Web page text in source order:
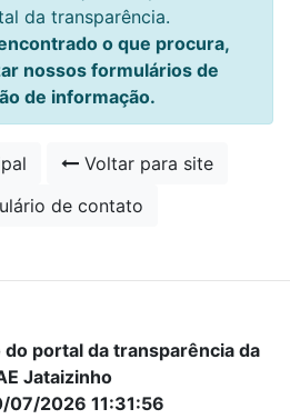
da transparência.
o que procura,
nossos formulários de
de informação.
Voltar para site
de contato
portal da transparência da
Jataizinho
07/2026 11:31:56